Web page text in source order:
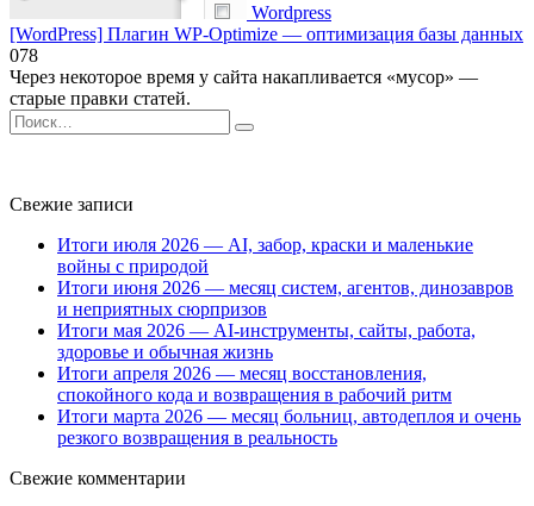
Wordpress
[WordPress] Плагин WP-Optimize — оптимизация базы данных
078
Через некоторое время у сайта накапливается «мусор» —
старые правки статей.
Search
for:
Свежие записи
Итоги июля 2026 — AI, забор, краски и маленькие
войны с природой
Итоги июня 2026 — месяц систем, агентов, динозавров
и неприятных сюрпризов
Итоги мая 2026 — AI-инструменты, сайты, работа,
здоровье и обычная жизнь
Итоги апреля 2026 — месяц восстановления,
спокойного кода и возвращения в рабочий ритм
Итоги марта 2026 — месяц больниц, автодеплоя и очень
резкого возвращения в реальность
Свежие комментарии